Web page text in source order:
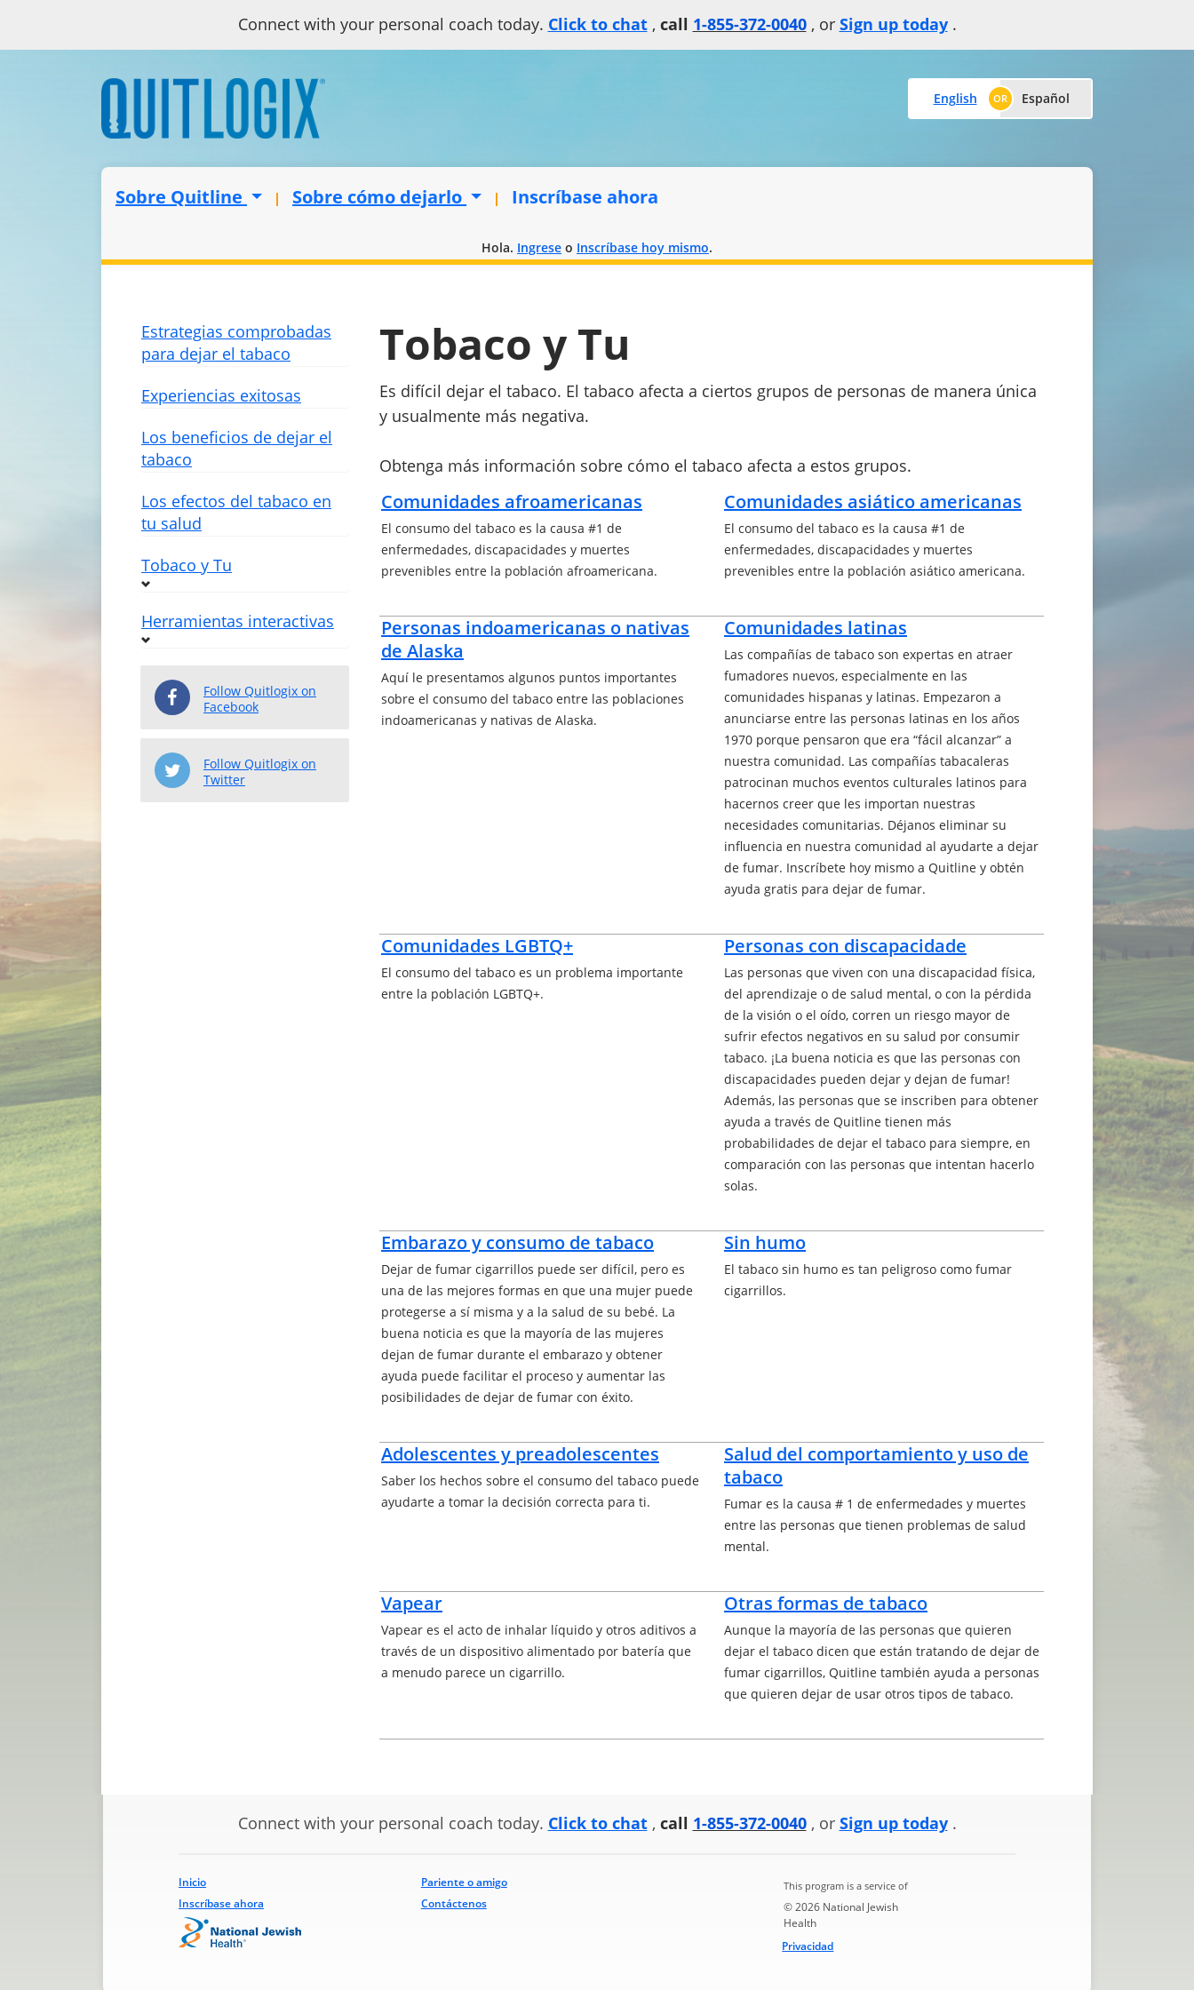
Connect with your personal coach today. Click to chat , call 1-855-372-0040 , or Sign up today .
English Español
Sobre Quitline Sobre cómo dejarlo Inscríbase ahora
Hola. Ingrese o Inscríbase hoy mismo.
Tobaco y Tu
Es difícil dejar el tabaco. El tabaco afecta a ciertos grupos de personas de manera única
y usualmente más negativa.
Obtenga más información sobre cómo el tabaco afecta a estos grupos.
Comunidades afroamericanas
El consumo del tabaco es la causa #1 de
enfermedades, discapacidades y muertes
prevenibles entre la población afroamericana.
Comunidades asiático americanas
El consumo del tabaco es la causa #1 de
enfermedades, discapacidades y muertes
prevenibles entre la población asiático americana.
Personas indoamericanas o nativas
de Alaska
Aquí le presentamos algunos puntos importantes
sobre el consumo del tabaco entre las poblaciones
indoamericanas y nativas de Alaska.
Comunidades latinas
Las compañías de tabaco son expertas en atraer
fumadores nuevos, especialmente en las
comunidades hispanas y latinas. Empezaron a
anunciarse entre las personas latinas en los años
1970 porque pensaron que era “fácil alcanzar” a
nuestra comunidad. Las compañías tabacaleras
patrocinan muchos eventos culturales latinos para
hacernos creer que les importan nuestras
necesidades comunitarias. Déjanos eliminar su
influencia en nuestra comunidad al ayudarte a dejar
de fumar. Inscríbete hoy mismo a Quitline y obtén
ayuda gratis para dejar de fumar.
Comunidades LGBTQ+
El consumo del tabaco es un problema importante
entre la población LGBTQ+.
Personas con discapacidade
Las personas que viven con una discapacidad física,
del aprendizaje o de salud mental, o con la pérdida
de la visión o el oído, corren un riesgo mayor de
sufrir efectos negativos en su salud por consumir
tabaco. ¡La buena noticia es que las personas con
discapacidades pueden dejar y dejan de fumar!
Además, las personas que se inscriben para obtener
ayuda a través de Quitline tienen más
probabilidades de dejar el tabaco para siempre, en
comparación con las personas que intentan hacerlo
solas.
Embarazo y consumo de tabaco
Dejar de fumar cigarrillos puede ser difícil, pero es
una de las mejores formas en que una mujer puede
protegerse a sí misma y a la salud de su bebé. La
buena noticia es que la mayoría de las mujeres
dejan de fumar durante el embarazo y obtener
ayuda puede facilitar el proceso y aumentar las
posibilidades de dejar de fumar con éxito.
Sin humo
El tabaco sin humo es tan peligroso como fumar
cigarrillos.
Adolescentes y preadolescentes
Saber los hechos sobre el consumo del tabaco puede
ayudarte a tomar la decisión correcta para ti.
Salud del comportamiento y uso de
tabaco
Fumar es la causa # 1 de enfermedades y muertes
entre las personas que tienen problemas de salud
mental.
Vapear
Vapear es el acto de inhalar líquido y otros aditivos a
través de un dispositivo alimentado por batería que
a menudo parece un cigarrillo.
Otras formas de tabaco
Aunque la mayoría de las personas que quieren
dejar el tabaco dicen que están tratando de dejar de
fumar cigarrillos, Quitline también ayuda a personas
que quieren dejar de usar otros tipos de tabaco.
Estrategias comprobadas
para dejar el tabaco
Experiencias exitosas
Los beneficios de dejar el
tabaco
Los efectos del tabaco en
tu salud
Tobaco y Tu
Herramientas interactivas
Follow Quitlogix on
Facebook
Follow Quitlogix on
Twitter
Connect with your personal coach today. Click to chat , call 1-855-372-0040 , or Sign up today .
Inicio
Inscríbase ahora
Pariente o amigo
Contáctenos
This program is a service of
© 2026 National Jewish
Health
Privacidad